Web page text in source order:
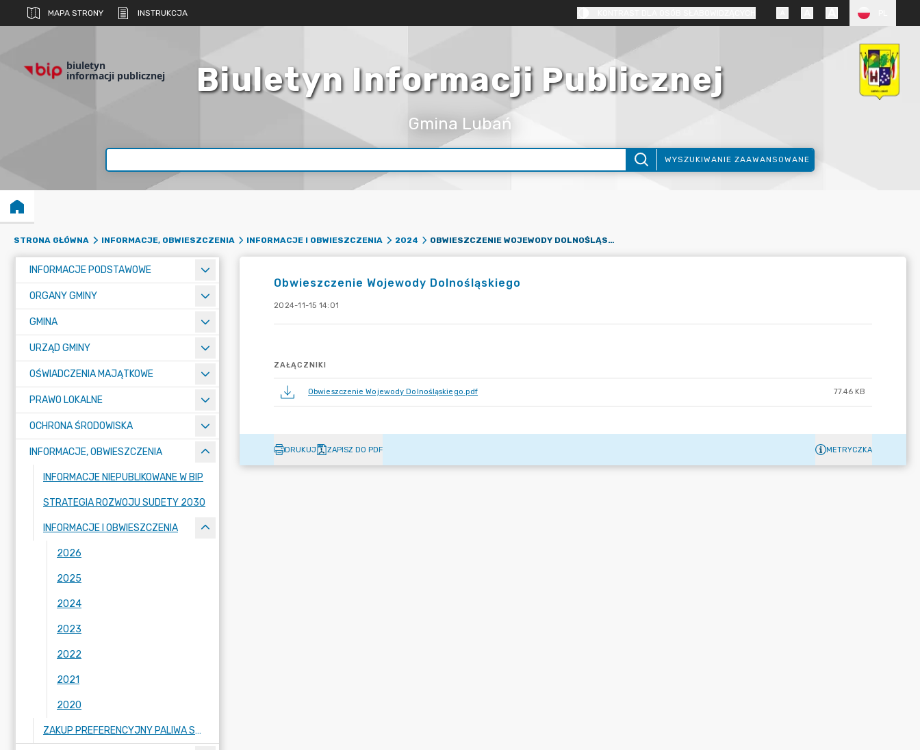
MAPA STRONY INSTRUKCJA
biuletyn
informacji publicznej Biuletyn Informacji Publicznej
Gmina Lubań
WYSZUKIWANIE ZAAWANSOWANE
STRONA GŁÓWNA INFORMACJE, OBWIESZCZENIA INFORMACJE I OBWIESZCZENIA 2024 OBWIESZCZENIE WOJEWODY DOLNOŚLĄSKIEGO
INFORMACJE PODSTAWOWE
ORGANY GMINY
GMINA
URZĄD GMINY
OŚWIADCZENIA MAJĄTKOWE
PRAWO LOKALNE
OCHRONA ŚRODOWISKA
INFORMACJE, OBWIESZCZENIA
INFORMACJE NIEPUBLIKOWANE W BIP
STRATEGIA ROZWOJU SUDETY 2030
INFORMACJE I OBWIESZCZENIA
2026
2025
2024
2023
2022
2021
2020
ZAKUP PREFERENCYJNY PALIWA STAŁEGO DLA GOSPODARSTW DOMOWYCH
Obwieszczenie Wojewody Dolnośląskiego
2024-11-15 14:01
ZAŁĄCZNIKI
Obwieszczenie Wojewody Dolnośląskiego.pdf 77.46 KB
DRUKUJ ZAPISZ DO PDF METRYCZKA